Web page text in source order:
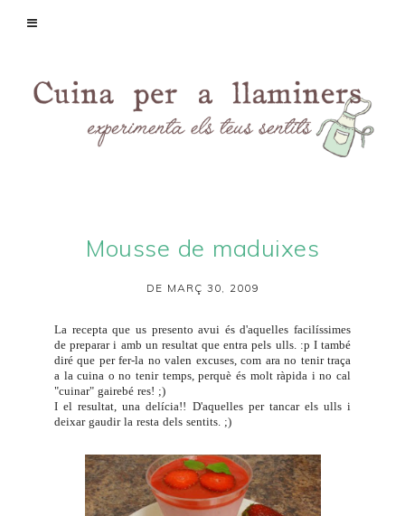
Mousse de maduixes
DE MARÇ 30, 2009
La recepta que us presento avui és d'aquelles facilíssimes
de preparar i amb un resultat que entra pels ulls. :p I també
diré que per fer-la no valen excuses, com ara no tenir traça
a la cuina o no tenir temps, perquè és molt ràpida i no cal
"cuinar" gairebé res! ;)
I el resultat, una delícia!! D'aquelles per tancar els ulls i
deixar gaudir la resta dels sentits. ;)